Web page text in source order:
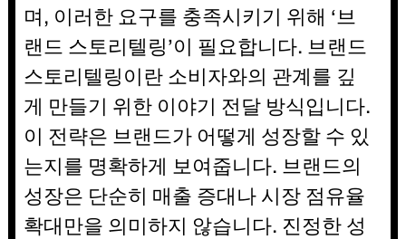
며, 이러한 요구를 충족시키기 위해 ‘브
랜드 스토리텔링’이 필요합니다. 브랜드
스토리텔링이란 소비자와의 관계를 깊
게 만들기 위한 이야기 전달 방식입니다.
이 전략은 브랜드가 어떻게 성장할 수 있
는지를 명확하게 보여줍니다. 브랜드의
성장은 단순히 매출 증대나 시장 점유율
확대만을 의미하지 않습니다. 진정한 성